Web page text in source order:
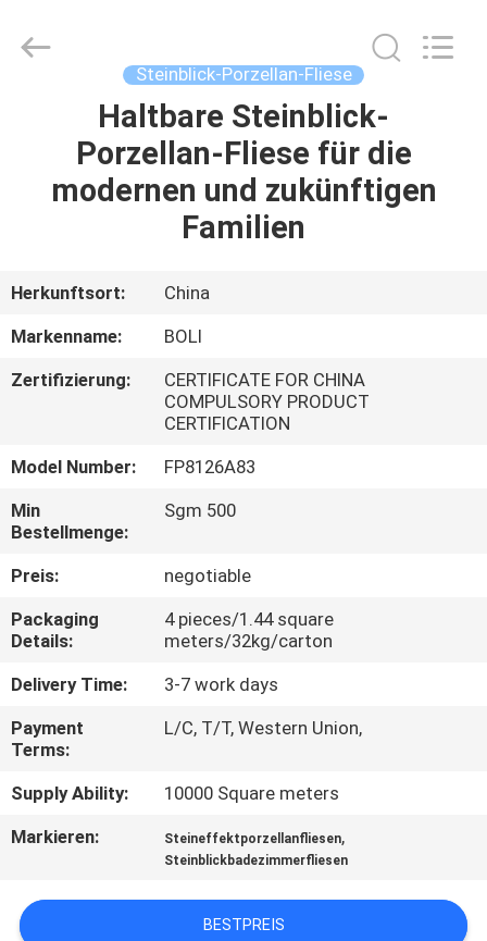
HAUSE
VIDEOS
UNS
WERKSBESICHTIGUNG
QUALITÄTSKONTROLLE
KONTAKT
MIT
UNS
BITTE UM
EIN
ANGEBOT
SITEMAP
CERAMICS
CO.,LTD..
Steinblick-Porzellan-Fliese
Haltbare Steinblick-
Porzellan-Fliese für die
modernen und zukünftigen
Familien
Herkunftsort:
China
Markenname:
BOLI
Zertifizierung:
CERTIFICATE FOR CHINA
COMPULSORY PRODUCT
CERTIFICATION
Model Number:
FP8126A83
Min
Bestellmenge:
Sgm 500
Preis:
negotiable
Packaging
Details:
4 pieces/1.44 square
meters/32kg/carton
Delivery Time:
3-7 work days
Payment
Terms:
L/C, T/T, Western Union,
Supply Ability:
10000 Square meters
Markieren:
Steineffektporzellanfliesen,
Steinblickbadezimmerfliesen
BESTPREIS